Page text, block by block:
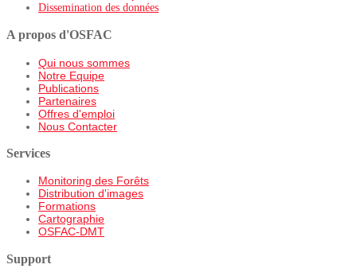
Dissemination des données
A propos d'OSFAC
Qui nous sommes
Notre Equipe
Publications
Partenaires
Offres d'emploi
Nous Contacter
Services
Monitoring des Forêts
Distribution d'images
Formations
Cartographie
OSFAC-DMT
Support